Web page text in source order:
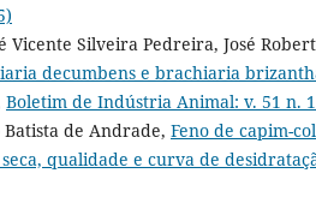
Silveira Pedreira, José
decumbens e brachiaria
Boletim de Indústria Animal: v. 51 n.
de Andrade, Feno de capim-
qualidade e curva de